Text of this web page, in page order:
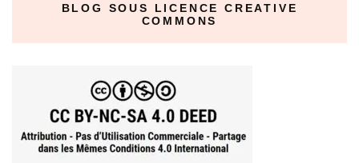
BLOG SOUS LICENCE CREATIVE
COMMONS